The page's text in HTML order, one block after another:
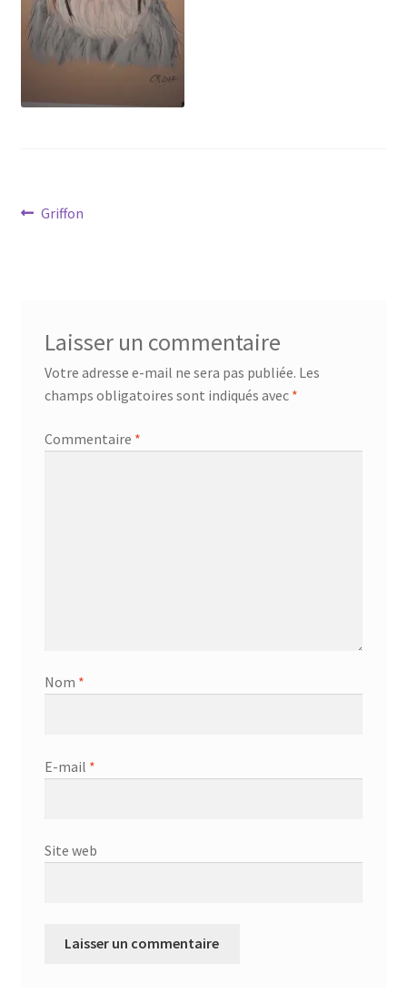
Tarifs
WPMS HTML Sitemap
Navigation
Article
Griffon
Laisser un commentaire
Votre adresse e-mail ne sera pas publiée. Les
champs obligatoires sont indiqués avec *
Commentaire *
Nom *
E-mail *
Site web